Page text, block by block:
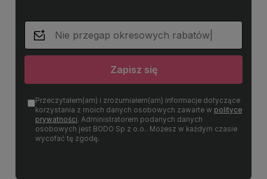
Zapisz się
Przeczytałem(am) i zrozumiałem(am) informacje dotyczące
korzystania z moich danych osobowych zawarte w polityce
prywatności. Administratorem podanych danych
osobowych jest BODO Sp z o.o.. Możesz w każdym czasie
wycofać tę zgodę.